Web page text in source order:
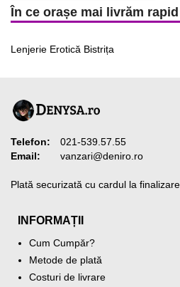
În ce orașe mai livrăm
Lenjerie Erotică Bistrița
Telefon:
021-539.57.55
Email:
vanzari@deniro.ro
Plată securizată cu cardul la
INFORMAȚII
Cum Cumpăr?
Metode de plată
Costuri de livrare